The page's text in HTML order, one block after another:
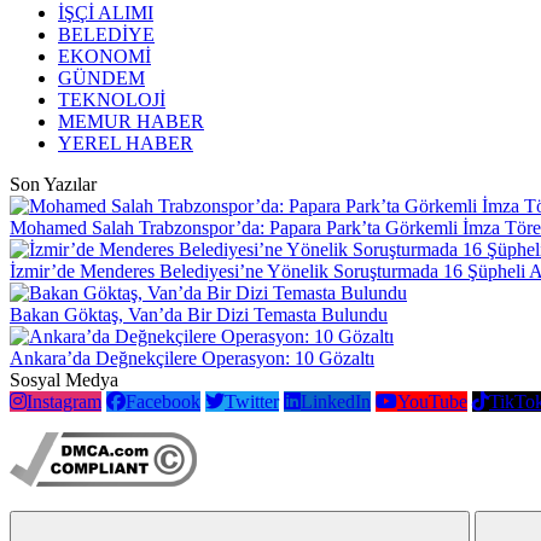
İŞÇİ ALIMI
BELEDİYE
EKONOMİ
GÜNDEM
TEKNOLOJİ
MEMUR HABER
YEREL HABER
Son Yazılar
Mohamed Salah Trabzonspor’da: Papara Park’ta Görkemli İmza
İzmir’de Menderes Belediyesi’ne Yönelik Soruşturmada 16 Şüpheli
Bakan Göktaş, Van’da Bir Dizi Temasta Bulundu
Ankara’da Değnekçilere Operasyon: 10 Gözaltı
Sosyal Medya
Instagram
Facebook Twitter LinkedIn YouTube